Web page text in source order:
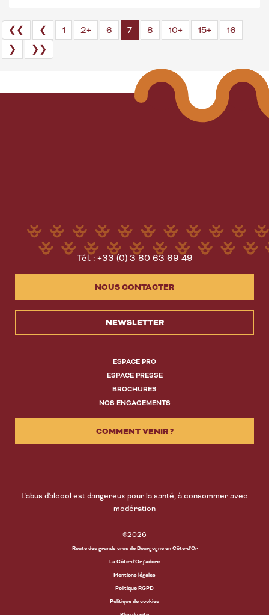
❮❮ ❮ 1 2+ 6 7 8 10+ 15+
16
❯
❯❯
Tél. : +33 (0) 3 80 63 69 49
NOUS CONTACTER
NEWSLETTER
ESPACE PRO
ESPACE PRESSE
BROCHURES
NOS ENGAGEMENTS
COMMENT VENIR ?
L'abus d'alcool est dangereux pour la santé, à consommer avec
modération
©2026
Route des grands crus de Bourgogne en Côte-d’Or
La Côte-d'Or j'adore
Mentions légales
Politique RGPD
Politique de cookies